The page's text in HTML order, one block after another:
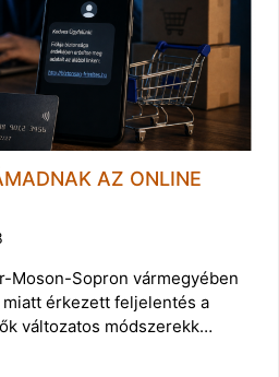
AZ ONLINE
Moson-Sopron vármegyében
érkezett feljelentés a
változatos módszerekk…